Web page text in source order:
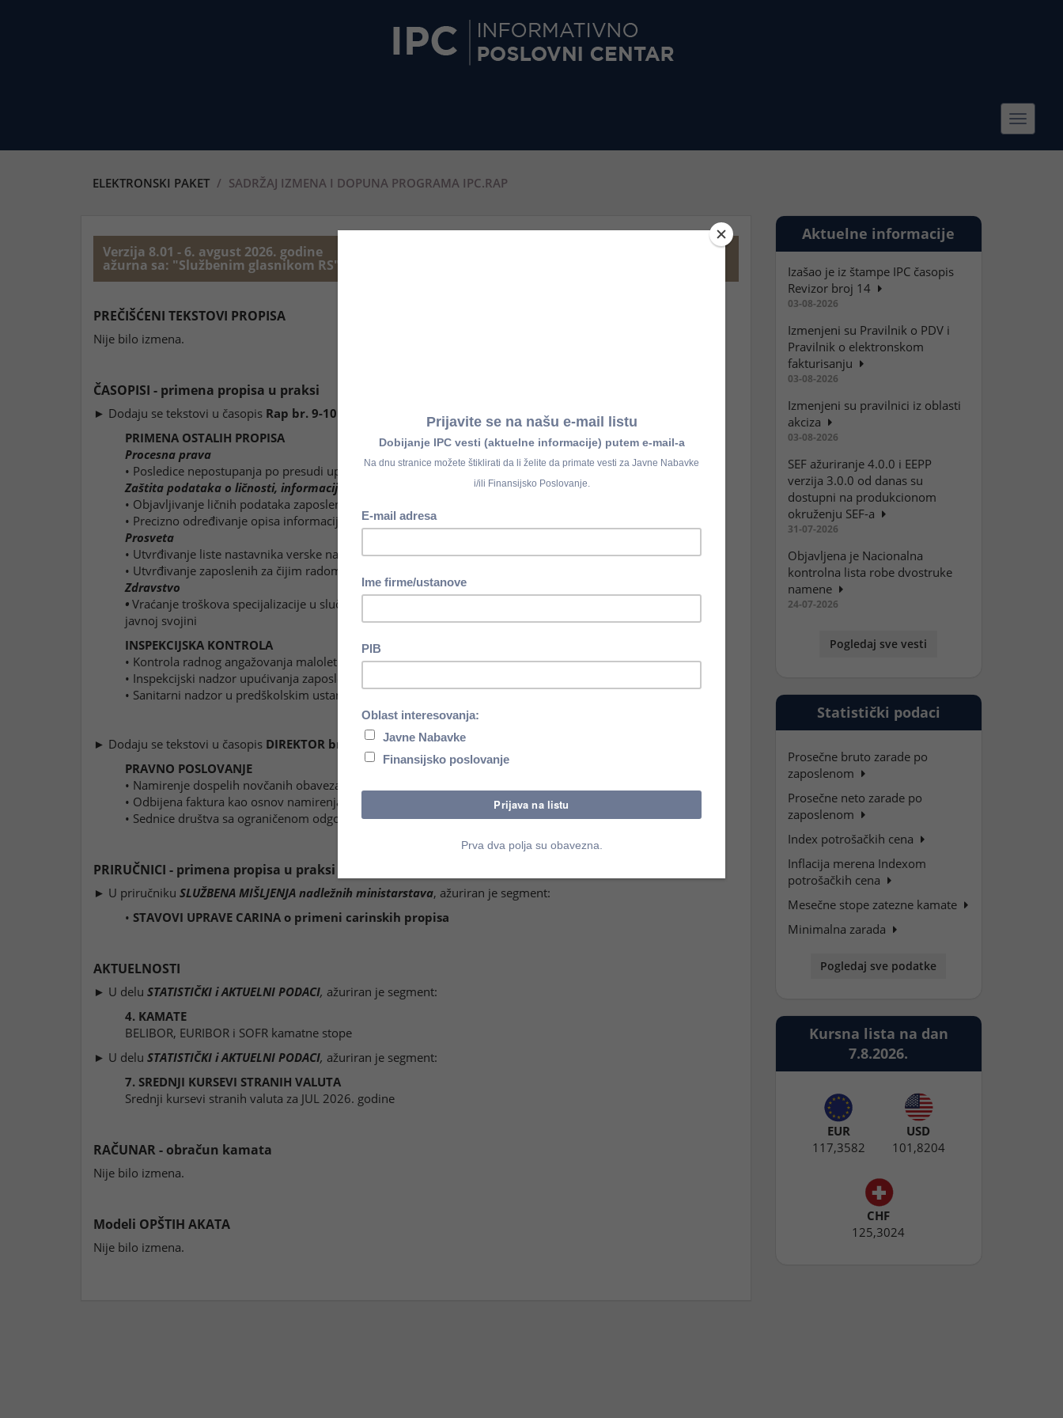
Toggle
ELEKTRONSKI PAKET SADRŽAJ IZMENA I DOPUNA PROGRAMA IPC.RAP
Verzija 8.01 - 6. avgust 2026. godine
ažurna sa: "Službenim glasnikom RS", broj 71/2026
PREČIŠĆENI TEKSTOVI PROPISA
Nije bilo izmena.
ČASOPISI - primena propisa u praksi
► Dodaju se tekstovi u časopis Rap br. 9-10 - u pripremi:
PRIMENA OSTALIH PROPISA
Procesna prava
• Posledice nepostupanja po presudi upravnog suda
Zaštita podataka o ličnosti, informacije od javnog značaja i rodna ravnopravnost
• Objavljivanje ličnih podataka zaposlenih na vajber grupi
• Precizno određivanje opisa informacije od javnog značaja
Prosveta
• Utvrđivanje liste nastavnika verske nastave za školsku 2026/2027. godinu
• Utvrđivanje zaposlenih za čijim radom je prestala potreba
Zdravstvo
• Vraćanje troškova specijalizacije u slučaju nastavka rada u drugoj zdravstvenoj ustanovi u
javnoj svojini
INSPEKCIJSKA KONTROLA
• Kontrola radnog angažovanja maloletnika
• Inspekcijski nadzor upućivanja zaposlenih na privremeni rad u inostranstvo
• Sanitarni nadzor u predškolskim ustanovama i školama
► Dodaju se tekstovi u časopis DIREKTOR br. 9-10 - u pripremi:
PRAVNO POSLOVANJE
• Namirenje dospelih novčanih obaveza
• Odbijena faktura kao osnov namirenja potraživanja
• Sednice društva sa ograničenom odgovornošću
PRIRUČNICI - primena propisa u praksi
► U priručniku SLUŽBENA MIŠLJENJA nadležnih ministarstava, ažuriran je segment:
• STAVOVI UPRAVE CARINA o primeni carinskih propisa
AKTUELNOSTI
► U delu STATISTIČKI i AKTUELNI PODACI, ažuriran je segment:
4. KAMATE
BELIBOR, EURIBOR i SOFR kamatne stope
► U delu STATISTIČKI i AKTUELNI PODACI, ažuriran je segment:
7. SREDNJI KURSEVI STRANIH VALUTA
Srednji kursevi stranih valuta za JUL 2026. godine
RAČUNAR - obračun kamata
Nije bilo izmena.
Modeli OPŠTIH AKATA
Nije bilo izmena.
Aktuelne informacije
Izašao je iz štampe IPC časopis
Revizor broj 14
03-08-2026
Izmenjeni su Pravilnik o PDV i
Pravilnik o elektronskom
fakturisanju
03-08-2026
Izmenjeni su pravilnici iz oblasti
akciza
03-08-2026
SEF ažuriranje 4.0.0 i EEPP
verzija 3.0.0 od danas su
dostupni na produkcionom
okruženju SEF-a
31-07-2026
Objavljena je Nacionalna
kontrolna lista robe dvostruke
namene
24-07-2026
Pogledaj sve vesti
Statistički podaci
Prosečne bruto zarade po
zaposlenom
Prosečne neto zarade po
zaposlenom
Index potrošačkih cena
Inflacija merena Indexom
potrošačkih cena
Mesečne stope zatezne kamate
Minimalna zarada
Pogledaj sve podatke
Kursna lista na dan
7.8.2026.
EUR
117,3582
USD
101,8204
CHF
125,3024